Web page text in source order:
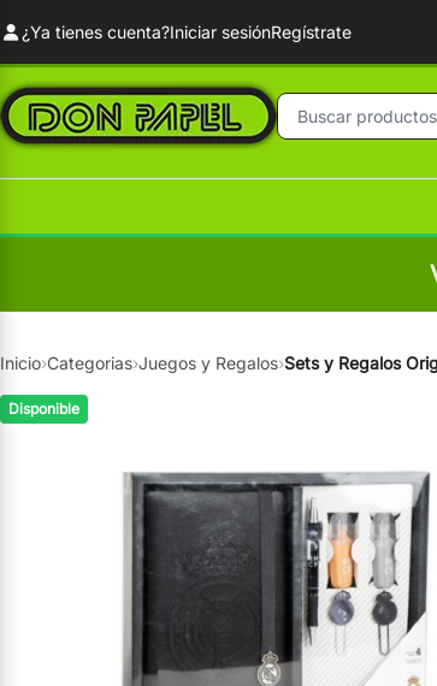
¿Ya tienes cuenta?Iniciar sesiónRegístrate
Inicio›Categorias›Juegos y Regalos›Sets y Regalos
Disponible